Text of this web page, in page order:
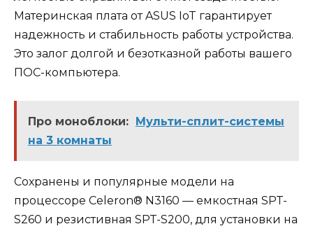
Материнская плата от ASUS IoT гарантирует
надежность и стабильность работы устройства.
Это залог долгой и безотказной работы вашего
ПОС-компьютера.
Про моноблоки: Мульти-сплит-системы
на 3 комнаты
Сохранены и популярные модели на
процессоре Celeron® N3160 — емкостная SPT-
S260 и резистивная SPT-S200, для установки на